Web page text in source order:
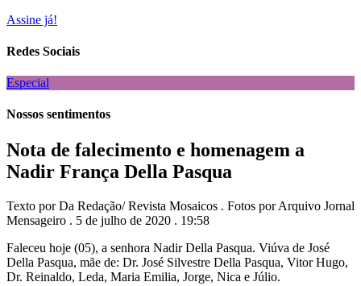
Assine já!
Redes Sociais
Especial
Nossos sentimentos
Nota de falecimento e homenagem a
Nadir França Della Pasqua
Texto por Da Redação/ Revista Mosaicos . Fotos por Arquivo Jornal
Mensageiro . 5 de julho de 2020 . 19:58
Faleceu hoje (05), a senhora Nadir Della Pasqua. Viúva de José
Della Pasqua, mãe de: Dr. José Silvestre Della Pasqua, Vitor Hugo,
Dr. Reinaldo, Leda, Maria Emilia, Jorge, Nica e Júlio.